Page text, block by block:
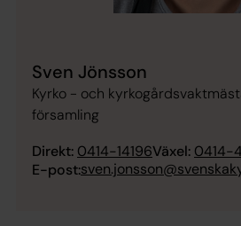
Sven Jönsson
Kyrko - och
församling
Direkt: 0414-14196Växel: 0414-
E-post: